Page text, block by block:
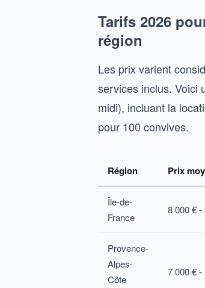
Tarifs 2026
région
Les prix varient
services inclus. Voici
midi), incluant la
pour 100 convives.
Région Prix
Île-de-
France
8 000 € -
Provence-
Alpes-
Côte
7 000 € -